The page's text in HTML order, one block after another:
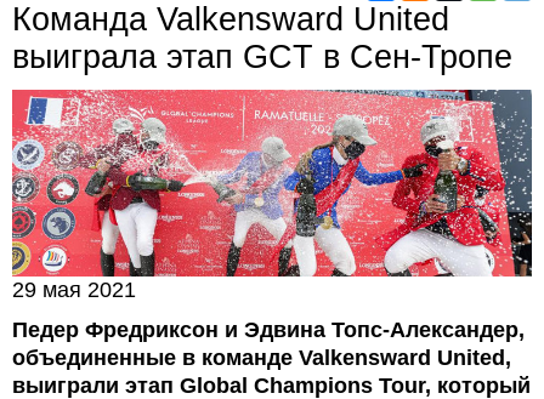
Команда Valkensward United
выиграла этап GCT в Сен-Тропе
29 мая 2021
Педер Фредриксон и Эдвина Топс-Александер,
объединенные в команде Valkensward United,
выиграли этап Global Champions Tour, который